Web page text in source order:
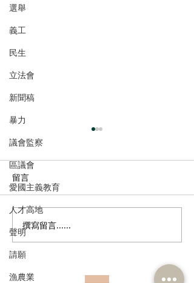
選舉
義工
民生
立法會
新聞稿
暴力
議會監察
區議會
愛國主義教育
人才高地
聲明
請願
漁農業
民建聯熱烈回應習近平主
席建黨105周年重要講話精
留言
撰寫留言......